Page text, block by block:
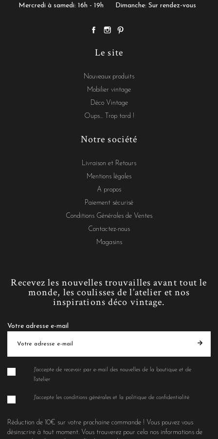
Mercredi à samedi: 16h - 19h
Dimanche: Sur rendez-vous
Le site
Nouveaux produits
Mobilier vintage
Déco Vintage
Oups... Trop tard !
Notre société
Livraison et Retours
Mentions légales
A propos
Paiement sécurisé
Conditions Générales de Ventes
Contactez-nous
Magasins
Recevez les nouvelles trouvailles avant tout le
monde, les coulisses de l’atelier et nos
inspirations déco vintage.
Votre adresse e-mail
J'accepte de recevoir par e-mail des nouvelles de la boutique et de
l'atelier
J'accepte les conditions générales et la politique de confidentialité
Réduction de 10€ sur votre prochaine commande ! Vous pouvez vous
désinscrire à tout moment. Vous trouverez pour cela nos informations de